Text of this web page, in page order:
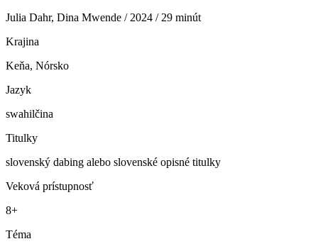
Julia Dahr, Dina Mwende / 2024 / 29 minút
Krajina
Keňa, Nórsko
Jazyk
swahilčina
Titulky
slovenský dabing alebo slovenské opisné titulky
Veková prístupnosť
8+
Téma